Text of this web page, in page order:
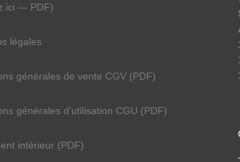
ici — PDF)
légales
générales de vente CGV (PDF)
générales d'utilisation CGU (PDF)
intérieur (PDF)